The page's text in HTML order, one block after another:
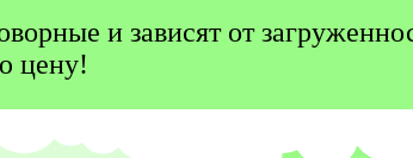
и зависят от
цену!